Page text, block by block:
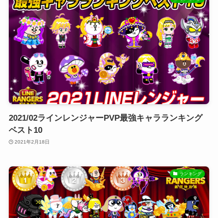
2021/02ラインレンジャーPVP最強キャラランキング
ベスト10
2021年2月18日
ランキング